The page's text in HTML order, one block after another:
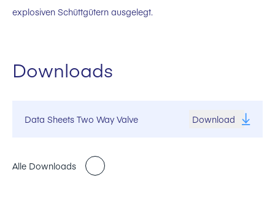
explosiven Schüttgütern ausgelegt.
Downloads
Data Sheets Two Way Valve Download
Alle Downloads